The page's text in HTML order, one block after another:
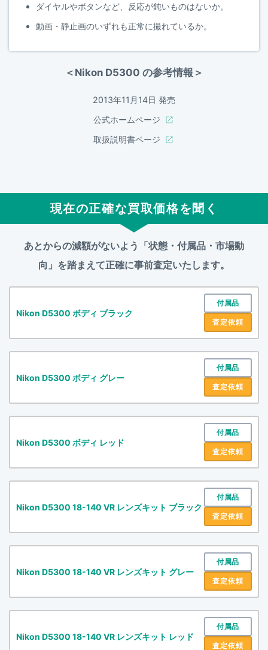
ダイヤルやボタンなど、反応が鈍いものはないか。
動画・静止画のいずれも正常に撮れているか。
＜Nikon D5300 の参考情報＞
2013年11月14日 発売
公式ホームページ
取扱説明書ページ
現在の正確な買取価格を聞く
あとからの減額がないよう「状態・付属品・市場動
向」を踏まえて正確に事前査定いたします。
Nikon D5300 ボディ ブラック
付属品
査定依頼
Nikon D5300 ボディ グレー
付属品
査定依頼
Nikon D5300 ボディ レッド
付属品
査定依頼
Nikon D5300 18-140 VR レンズキット ブラック
付属品
査定依頼
Nikon D5300 18-140 VR レンズキット グレー
付属品
査定依頼
Nikon D5300 18-140 VR レンズキット レッド
付属品
査定依頼